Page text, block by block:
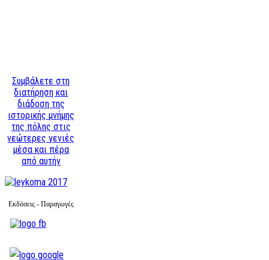
Συμβάλετε στη
διατήρηση και
διάδοση της
ιστορικής μνήμης
της πόλης στις
νεώτερες γενιές
μέσα και πέρα
από αυτήν
Εκδόσεις - Παραγωγές